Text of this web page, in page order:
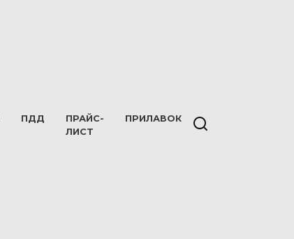
ПДД
ПРАЙС-
ЛИСТ
ПРИЛАВОК